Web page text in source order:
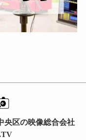
央区の映像総合会社